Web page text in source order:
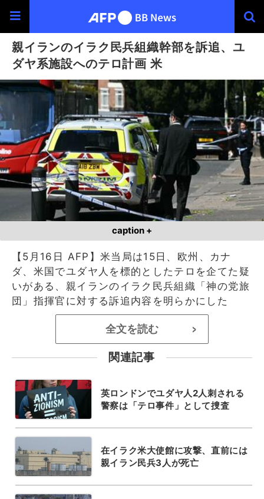
親イランのイラク民兵組織幹部を訴追、ユ
ダヤ系施設へのテロ計画 米
caption +
【5月16日 AFP】米当局は15日、欧州、カナ
ダ、米国でユダヤ人を標的としたテロを企てた疑
いがある、親イランのイラク民兵組織「神の党旅
団」指揮官に対する訴追内容を明らかにした
全文を読む >
関連記事
英ロンドンでユダヤ人2人刺される
警察は「テロ事件」として捜査
在イラク米大使館に攻撃、直前には
親イラン民兵3人が死亡